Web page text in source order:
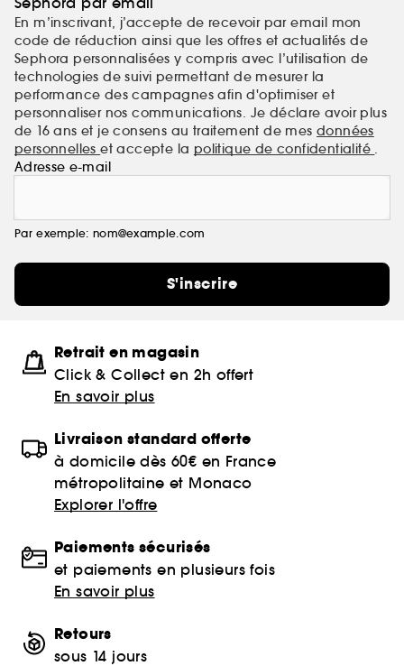
En m’inscrivant, j’accepte de recevoir par email mon
code de réduction ainsi que les offres et actualités de
Sephora personnalisées y compris avec l’utilisation de
technologies de suivi permettant de mesurer la
performance des campagnes afin d'optimiser et
personnaliser nos communications. Je déclare avoir plus
de 16 ans et je consens au traitement de mes données
personnelleset accepte la politique de confidentialité .
Adresse e-mail
Par exemple: nom@example.com
S'inscrire
Retrait en magasin
Click & Collect en 2h offert
En savoir plus
Livraison standard offerte
à domicile dès 60€ en France
métropolitaine et Monaco
Explorer l'offre
Paiements sécurisés
et paiements en plusieurs fois
En savoir plus
Retours
sous 14 jours